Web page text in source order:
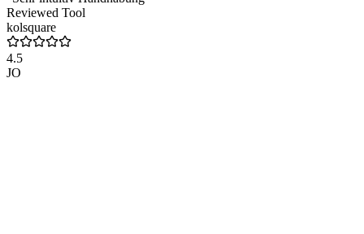
Reviewed Tool
kolsquare
4.5
JO